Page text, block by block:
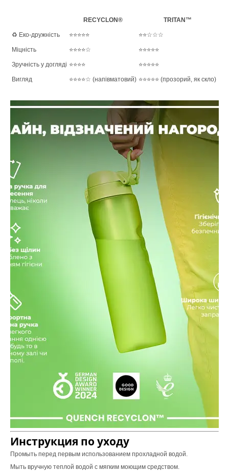
RECYCLON® TRITAN™
♻️ Еко-дружність ⭐⭐⭐⭐⭐ ⭐⭐☆☆☆
Міцність ⭐⭐⭐⭐☆ ⭐⭐⭐⭐⭐
Зручність у догляді ⭐⭐⭐⭐ ⭐⭐⭐⭐⭐
Вигляд ⭐⭐⭐⭐☆ (напівматовий) ⭐⭐⭐⭐⭐ (прозорий, як скло)
Инструкция по уходу
Промыть перед первым использованием прохладной водой.
Мыть вручную теплой водой с мягким моющим средством.